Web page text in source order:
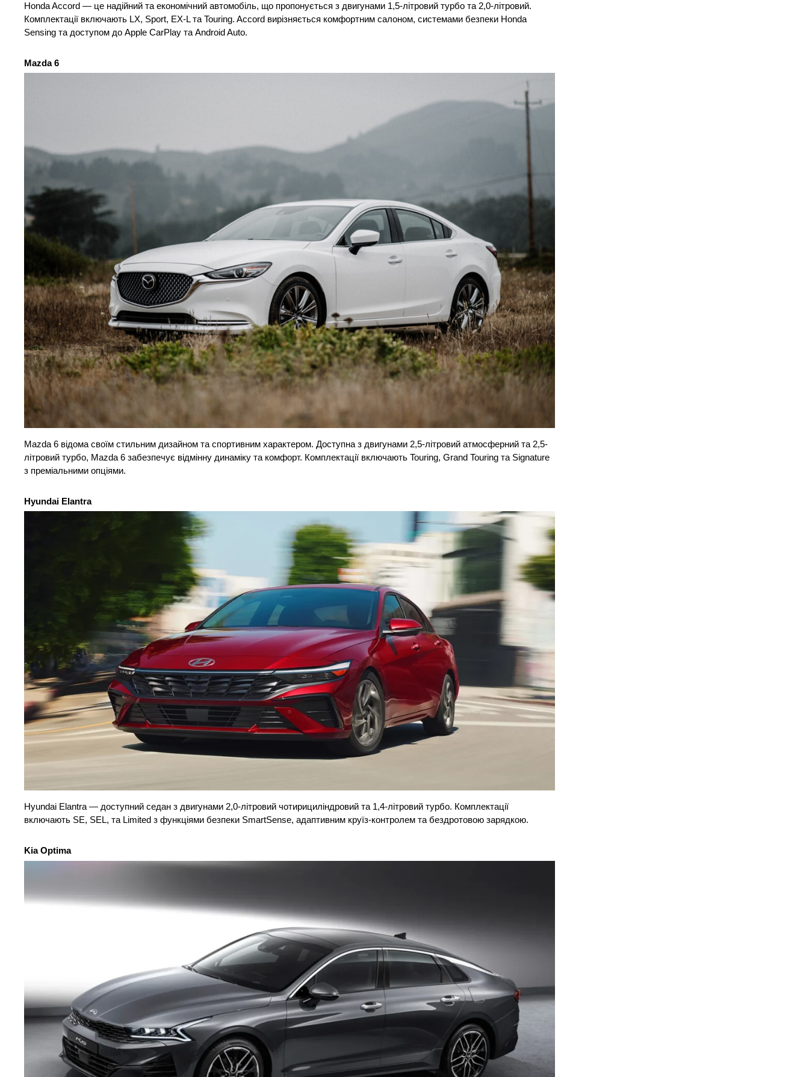
Honda Accord — це надійний та економічний автомобіль, що пропонується з двигунами 1,5-літровий турбо та 2,0-літровий.
Комплектації включають LX, Sport, EX-L та Touring. Accord вирізняється комфортним салоном, системами безпеки Honda
Sensing та доступом до Apple CarPlay та Android Auto.
Mazda 6
Mazda 6 відома своїм стильним дизайном та спортивним характером. Доступна з двигунами 2,5-літровий атмосферний та 2,5-
літровий турбо, Mazda 6 забезпечує відмінну динаміку та комфорт. Комплектації включають Touring, Grand Touring та Signature
з преміальними опціями.
Hyundai Elantra
Hyundai Elantra — доступний седан з двигунами 2,0-літровий чотирициліндровий та 1,4-літровий турбо. Комплектації
включають SE, SEL, та Limited з функціями безпеки SmartSense, адаптивним круїз-контролем та бездротовою зарядкою.
Kia Optima